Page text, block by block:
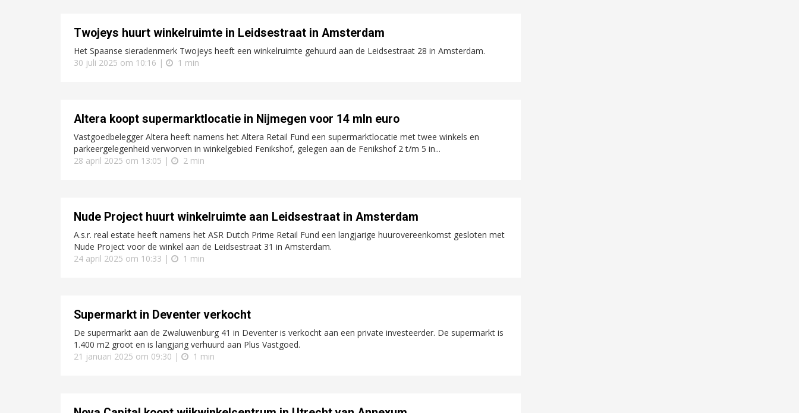
Twojeys huurt winkelruimte in Leidsestraat in Amsterdam
Het Spaanse sieradenmerk Twojeys heeft een winkelruimte gehuurd aan de Leidsestraat 28 in Amsterdam.
30 juli 2025 om 10:16 |
1 min
Altera koopt supermarktlocatie in Nijmegen voor 14 mln euro
Vastgoedbelegger Altera heeft namens het Altera Retail Fund een supermarktlocatie met twee winkels en
parkeergelegenheid verworven in winkelgebied Fenikshof, gelegen aan de Fenikshof 2 t/m 5 in...
28 april 2025 om 13:05 |
2 min
Nude Project huurt winkelruimte aan Leidsestraat in Amsterdam
A.s.r. real estate heeft namens het ASR Dutch Prime Retail Fund een langjarige huurovereenkomst gesloten met
Nude Project voor de winkel aan de Leidsestraat 31 in Amsterdam.
24 april 2025 om 10:33 |
1 min
Supermarkt in Deventer verkocht
De supermarkt aan de Zwaluwenburg 41 in Deventer is verkocht aan een private investeerder. De supermarkt is
1.400 m2 groot en is langjarig verhuurd aan Plus Vastgoed.
21 januari 2025 om 09:30 |
1 min